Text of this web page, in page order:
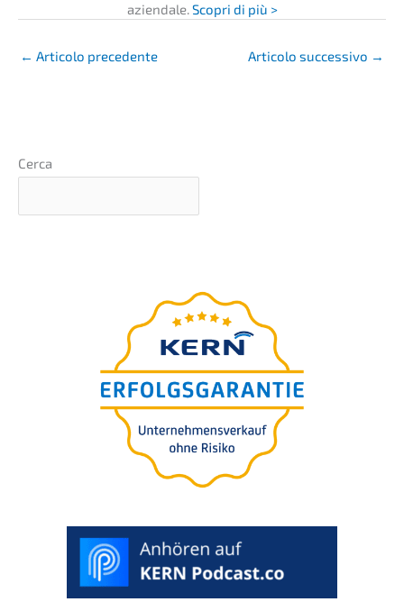
aziend­a­le.Scopri di più >
← Artico­lo precedente Artico­lo succes­si­vo →
Cerca
Unter­neh­mens-wert-
Einschät­zung in 5 Minuten
Für Siekosten­frei.100% vertrau­
lich. Inklu­si­ve Auswertung.
BEWERTUNG STARTEN